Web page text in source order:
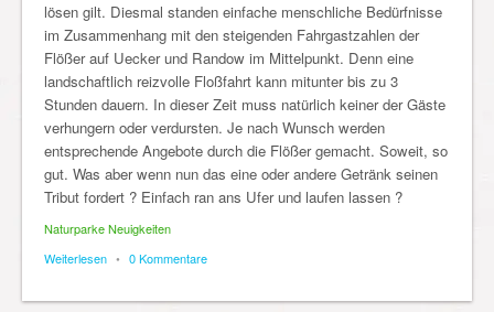
lösen gilt. Diesmal standen einfache menschliche Bedürfnisse
im Zusammenhang mit den steigenden Fahrgastzahlen der
Flößer auf Uecker und Randow im Mittelpunkt. Denn eine
landschaftlich reizvolle Floßfahrt kann mitunter bis zu 3
Stunden dauern. In dieser Zeit muss natürlich keiner der Gäste
verhungern oder verdursten. Je nach Wunsch werden
entsprechende Angebote durch die Flößer gemacht. Soweit, so
gut. Was aber wenn nun das eine oder andere Getränk seinen
Tribut fordert ? Einfach ran ans Ufer und laufen lassen ?
Naturparke Neuigkeiten
Weiterlesen • 0 Kommentare